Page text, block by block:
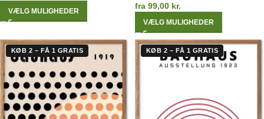
VÆLG MULIGHEDER
fra 99,00 kr.
VÆLG MULIGHEDER
KØB 2 – FÅ 1 GRATIS KØB 2 – FÅ 1 GRATIS